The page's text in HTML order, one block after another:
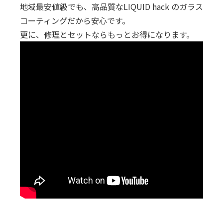
地域最安値級でも、高品質なLIQUID hack のガラス
コーティングだから安心です。
更に、修理とセットならもっとお得になります。